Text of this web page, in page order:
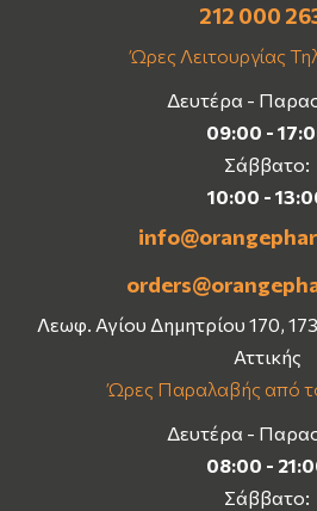
212 000
Ώρες Λειτουργίας
Δευτέρα -
09:00 -
Σάββατο:
10:00 -
Λεωφ. Αγίου Δημητρίου 170,
Αττικής
Ώρες Παραλαβής από
Δευτέρα -
08:00 -
Σάββατο: